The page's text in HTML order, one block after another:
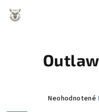
obsah
Outlaw
Priemerné
Neohodnotené